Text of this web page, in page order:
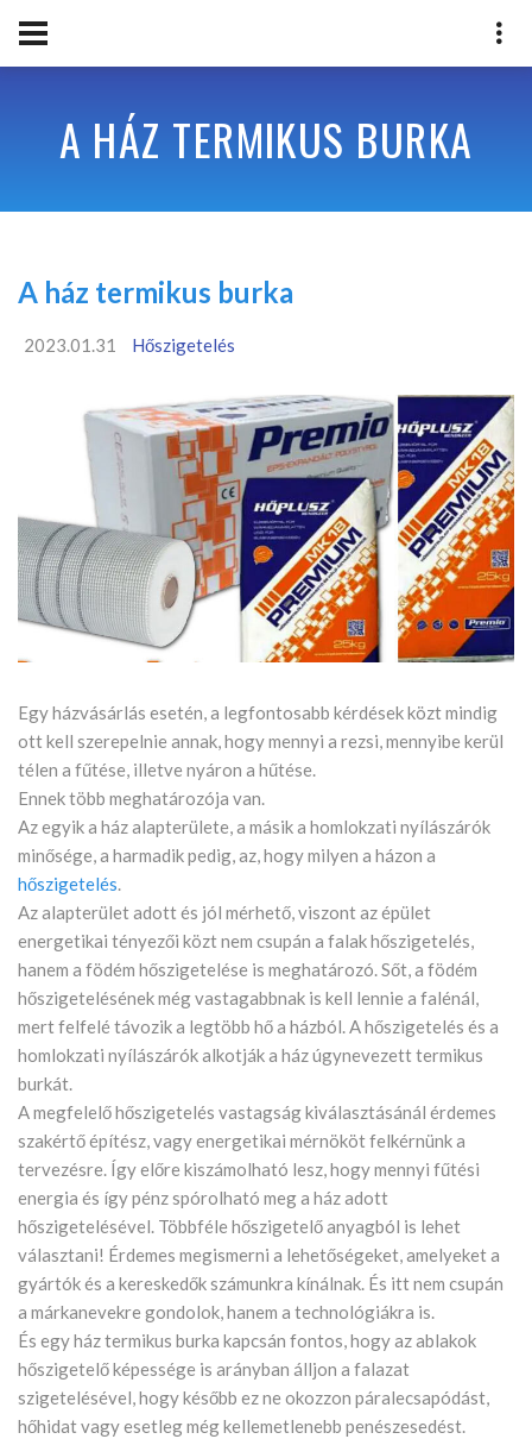
A HÁZ TERMIKUS BURKA
A ház termikus burka
2023.01.31 Hőszigetelés
Egy házvásárlás esetén, a legfontosabb kérdések közt mindig
ott kell szerepelnie annak, hogy mennyi a rezsi, mennyibe kerül
télen a fűtése, illetve nyáron a hűtése.
Ennek több meghatározója van.
Az egyik a ház alapterülete, a másik a homlokzati nyílászárók
minősége, a harmadik pedig, az, hogy milyen a házon a
hőszigetelés.
Az alapterület adott és jól mérhető, viszont az épület
energetikai tényezői közt nem csupán a falak hőszigetelés,
hanem a födém hőszigetelése is meghatározó. Sőt, a födém
hőszigetelésének még vastagabbnak is kell lennie a falénál,
mert felfelé távozik a legtöbb hő a házból. A hőszigetelés és a
homlokzati nyílászárók alkotják a ház úgynevezett termikus
burkát.
A megfelelő hőszigetelés vastagság kiválasztásánál érdemes
szakértő építész, vagy energetikai mérnököt felkérnünk a
tervezésre. Így előre kiszámolható lesz, hogy mennyi fűtési
energia és így pénz spórolható meg a ház adott
hőszigetelésével. Többféle hőszigetelő anyagból is lehet
választani! Érdemes megismerni a lehetőségeket, amelyeket a
gyártók és a kereskedők számunkra kínálnak. És itt nem csupán
a márkanevekre gondolok, hanem a technológiákra is.
És egy ház termikus burka kapcsán fontos, hogy az ablakok
hőszigetelő képessége is arányban álljon a falazat
szigetelésével, hogy később ez ne okozzon páralecsapódást,
hőhidat vagy esetleg még kellemetlenebb penészesedést.